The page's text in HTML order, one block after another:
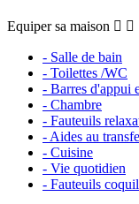
Equiper sa maison  
- Salle de bain
- Toilettes /WC
- Barres d'appui
- Chambre
- Fauteuils
- Aides au
- Cuisine
- Vie quotidien
- Fauteuils